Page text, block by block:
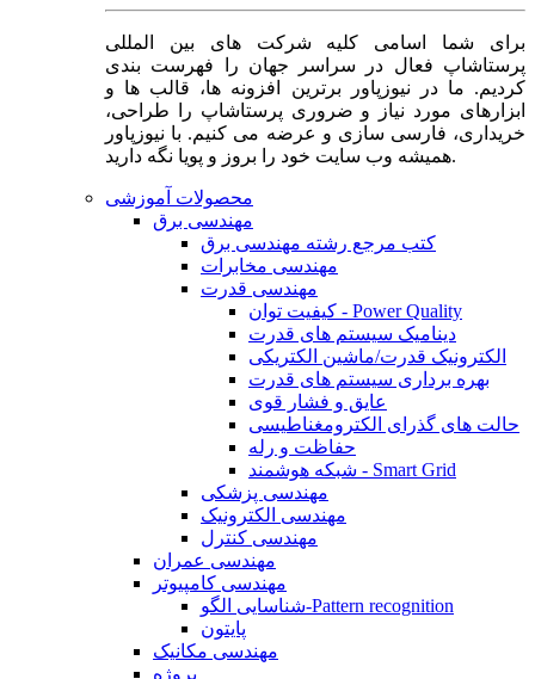
برای شما اسامی کلیه شرکت های بین المللی
پرستاشاپ فعال در سراسر جهان را فهرست بندی
کردیم. ما در نیوزپاور برترین افزونه ها، قالب ها و
ابزارهای مورد نیاز و ضروری پرستاشاپ را طراحی،
خریداری، فارسی سازی و عرضه می کنیم. با نیوزپاور
همیشه وب سایت خود را بروز و پویا نگه دارید.
محصولات آموزشی
مهندسی برق
کتب مرجع رشته مهندسی برق
مهندسی مخابرات
مهندسی قدرت
کیفیت توان - Power Quality
دینامیک سیستم های قدرت
الکترونیک قدرت/ماشین الکتریکی
بهره برداری سیستم های قدرت
عایق و فشار قوی
حالت های گذرای الکترومغناطیسی
حفاظت و رله
شبکه هوشمند - Smart Grid
مهندسی پزشکی
مهندسی الکترونیک
مهندسی کنترل
مهندسی عمران
مهندسی کامپیوتر
شناسایی الگو-Pattern recognition
پایتون
مهندسی مکانیک
پروژه